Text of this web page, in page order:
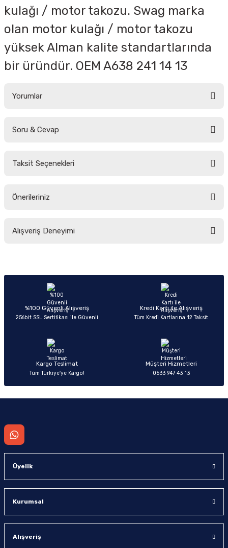
kulağı / motor takozu. Swag marka
olan motor kulağı / motor takozu
yüksek Alman kalite standartlarında
bir üründür. OEM A638 241 14 13
Yorumlar
Soru & Cevap
Taksit Seçenekleri
Önerileriniz
yetersiz gördüğünüz noktaları öneri formunu kullanarak tarafımıza
Ürün açıklamasında eksik bilgiler bulunuyor.
Ürün bilgilerinde hatalar bulunuyor.
Ürün fiyatı diğer sitelerden daha pahalı.
Alışveriş Deneyimi
Sitemize ilk yorumu siz yapın!
%100 Güvenli Alışveriş
256bit SSL Sertifikası ile Güvenli
Kredi Kartı ile Alışveriş
Tüm Kredi Kartlarına 12 Taksit
Kargo Teslimat
Tüm Türkiye’ye Kargo!
Müşteri Hizmetleri
0533 947 43 13
Üyelik
Kurumsal
Alışveriş